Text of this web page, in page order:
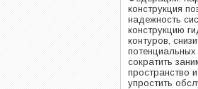
конструкция
надежность
конструкцию
контуров,
потенциальных
сократить
пространство
упростить